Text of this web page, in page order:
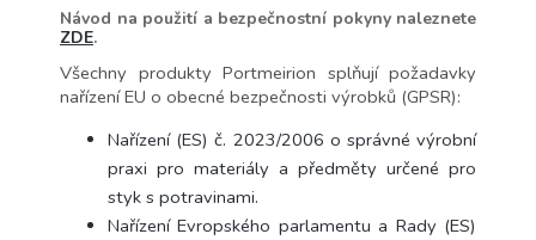
Návod na použití a bezpečnostní pokyny naleznete
ZDE.
Všechny produkty Portmeirion splňují požadavky
nařízení EU o obecné bezpečnosti výrobků (GPSR):
Nařízení (ES) č. 2023/2006 o správné výrobní
praxi pro materiály a předměty určené pro
styk s potravinami.
Nařízení Evropského parlamentu a Rady (ES)